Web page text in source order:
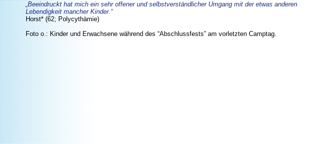
„Beeindruckt hat mich ein sehr offener und selbstverständlicher Umgang mit der etwas anderen
Lebendigkeit mancher Kinder.“
Horst* (62; Polycythämie)
Foto o.: Kinder und Erwachsene während des “Abschlussfests” am vorletzten Camptag.